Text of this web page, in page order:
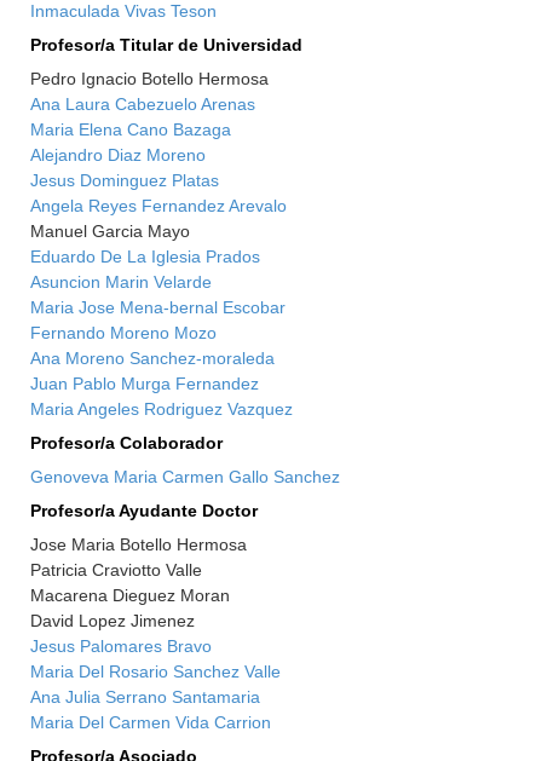
Inmaculada Vivas Teson
Profesor/a Titular de Universidad
Pedro Ignacio Botello Hermosa
Ana Laura Cabezuelo Arenas
Maria Elena Cano Bazaga
Alejandro Diaz Moreno
Jesus Dominguez Platas
Angela Reyes Fernandez Arevalo
Manuel Garcia Mayo
Eduardo De La Iglesia Prados
Asuncion Marin Velarde
Maria Jose Mena-bernal Escobar
Fernando Moreno Mozo
Ana Moreno Sanchez-moraleda
Juan Pablo Murga Fernandez
Maria Angeles Rodriguez Vazquez
Profesor/a Colaborador
Genoveva Maria Carmen Gallo Sanchez
Profesor/a Ayudante Doctor
Jose Maria Botello Hermosa
Patricia Craviotto Valle
Macarena Dieguez Moran
David Lopez Jimenez
Jesus Palomares Bravo
Maria Del Rosario Sanchez Valle
Ana Julia Serrano Santamaria
Maria Del Carmen Vida Carrion
Profesor/a Asociado